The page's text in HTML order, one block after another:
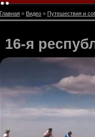
Главная » Видео » Путешествия и
16-я